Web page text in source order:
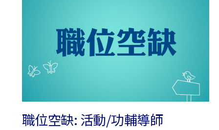
職位空缺: 活動/功輔導師